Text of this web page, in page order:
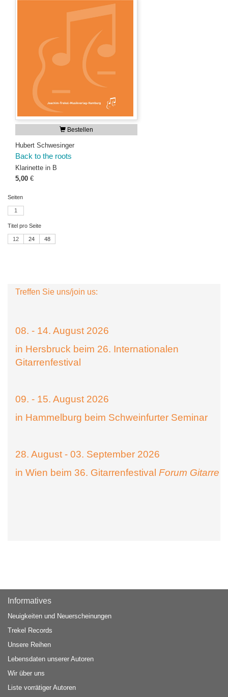
Bestellen
Hubert Schwesinger
Back to the roots
Klarinette in B
5,00 €
Seiten
1
Titel pro Seite
12 24 48
Treffen Sie uns/join us:
08. - 14. August 2026
in Hersbruck beim 26. Internationalen
Gitarrenfestival
09. - 15. August 2026
in Hammelburg beim Schweinfurter Seminar
28. August - 03. September 2026
in Wien beim 36. Gitarrenfestival Forum Gitarre
Informatives
Neuigkeiten und Neuerscheinungen
Trekel Records
Unsere Reihen
Lebensdaten unserer Autoren
Wir über uns
Liste vorrätiger Autoren